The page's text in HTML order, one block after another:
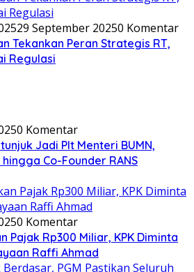
29 September 20250 Komentar
Tekankan Peran Strategis RT,
Regulasi
0 Komentar
Jadi Plt Menteri BUMN,
Co-Founder RANS
0 Komentar
Pajak Rp300 Miliar, KPK Diminta
Raffi Ahmad